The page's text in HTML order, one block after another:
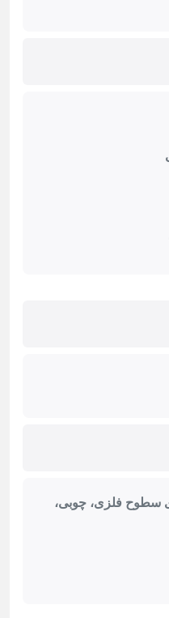
سطوح فلزی، چوبی،